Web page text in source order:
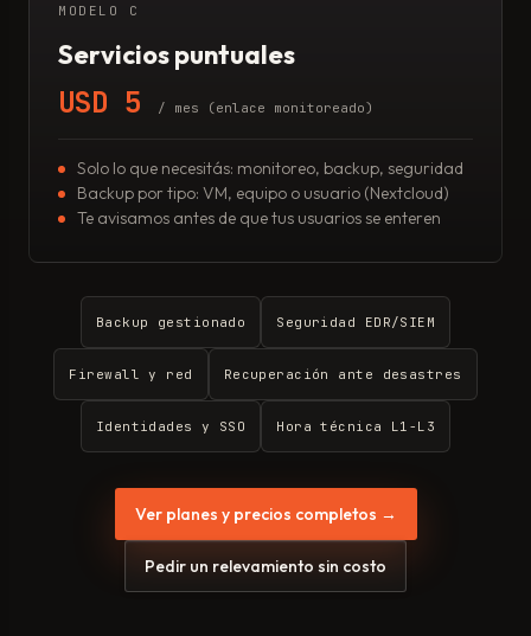
MODELO C
Servicios puntuales
USD 5 / mes (enlace monitoreado)
Solo lo que necesitás: monitoreo, backup, seguridad
Backup por tipo: VM, equipo o usuario (Nextcloud)
Te avisamos antes de que tus usuarios se enteren
Backup gestionado Seguridad EDR/SIEM
Firewall y red Recuperación ante desastres
Identidades y SSO Hora técnica L1-L3
Ver planes y precios completos →
Pedir un relevamiento sin costo